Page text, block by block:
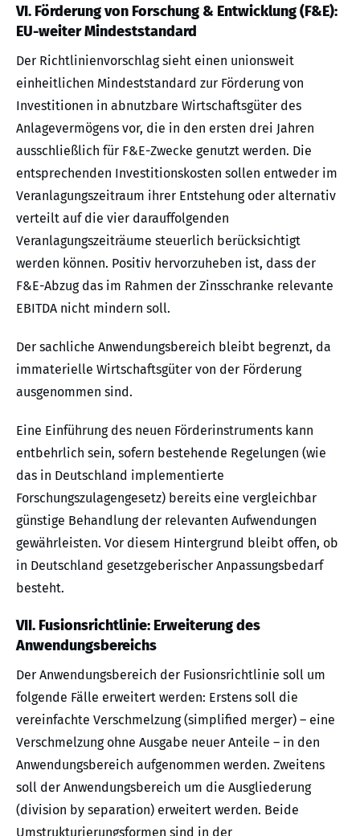
VI. Förderung von Forschung & Entwicklung (F&E):
EU-weiter Mindeststandard
Der Richtlinienvorschlag sieht einen unionsweit
einheitlichen Mindeststandard zur Förderung von
Investitionen in abnutzbare Wirtschaftsgüter des
Anlagevermögens vor, die in den ersten drei Jahren
ausschließlich für F&E-Zwecke genutzt werden. Die
entsprechenden Investitionskosten sollen entweder im
Veranlagungszeitraum ihrer Entstehung oder alternativ
verteilt auf die vier darauffolgenden
Veranlagungszeiträume steuerlich berücksichtigt
werden können. Positiv hervorzuheben ist, dass der
F&E-Abzug das im Rahmen der Zinsschranke relevante
EBITDA nicht mindern soll.
Der sachliche Anwendungsbereich bleibt begrenzt, da
immaterielle Wirtschaftsgüter von der Förderung
ausgenommen sind.
Eine Einführung des neuen Förderinstruments kann
entbehrlich sein, sofern bestehende Regelungen (wie
das in Deutschland implementierte
Forschungszulagengesetz) bereits eine vergleichbar
günstige Behandlung der relevanten Aufwendungen
gewährleisten. Vor diesem Hintergrund bleibt offen, ob
in Deutschland gesetzgeberischer Anpassungsbedarf
besteht.
VII. Fusionsrichtlinie: Erweiterung des
Anwendungsbereichs
Der Anwendungsbereich der Fusionsrichtlinie soll um
folgende Fälle erweitert werden: Erstens soll die
vereinfachte Verschmelzung (simplified merger) – eine
Verschmelzung ohne Ausgabe neuer Anteile – in den
Anwendungsbereich aufgenommen werden. Zweitens
soll der Anwendungsbereich um die Ausgliederung
(division by separation) erweitert werden. Beide
Umstrukturierungsformen sind in der